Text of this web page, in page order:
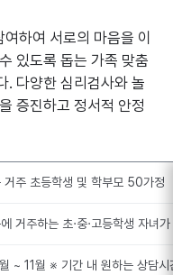
하여 서로의 마음을 이
있도록 돕는 가족 맞춤
. 다양한 심리검사와 놀
증진하고 정서적 안정
거주 초등학생 및 학부모 50가정
거주하는 초·중·고등학생 자녀가
~ 11월 ※ 기간 내 원하는 상담시간